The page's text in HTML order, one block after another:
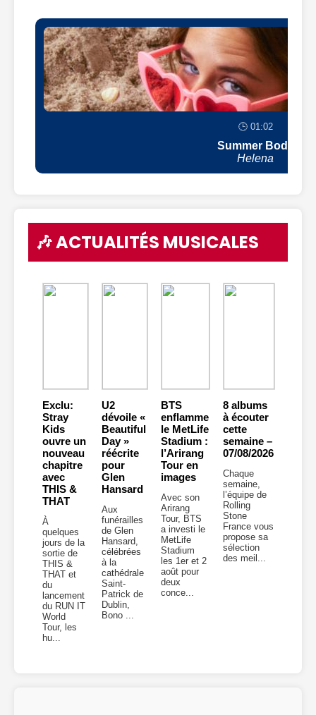
🕒 01:02
Summer Body
Helena
🎶 ACTUALITÉS MUSICALES
Exclu:
Stray
Kids
ouvre un
nouveau
chapitre
avec
THIS &
THAT
À
quelques
jours de la
sortie de
THIS &
THAT et
du
lancement
du RUN IT
World
Tour, les
hu...
U2
dévoile «
Beautiful
Day »
réécrite
pour
Glen
Hansard
Aux
funérailles
de Glen
Hansard,
célébrées
à la
cathédrale
Saint-
Patrick de
Dublin,
Bono ...
BTS
enflamme
le MetLife
Stadium :
l’Arirang
Tour en
images
Avec son
Arirang
Tour, BTS
a investi le
MetLife
Stadium
les 1er et 2
août pour
deux
conce...
8 albums
à écouter
cette
semaine –
07/08/2026
Chaque
semaine,
l’équipe de
Rolling
Stone
France vous
propose sa
sélection
des meil...